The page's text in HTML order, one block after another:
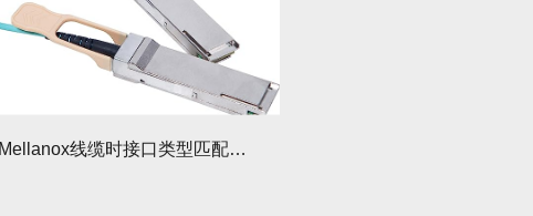
选购Mellanox线缆时接口类型匹配要点